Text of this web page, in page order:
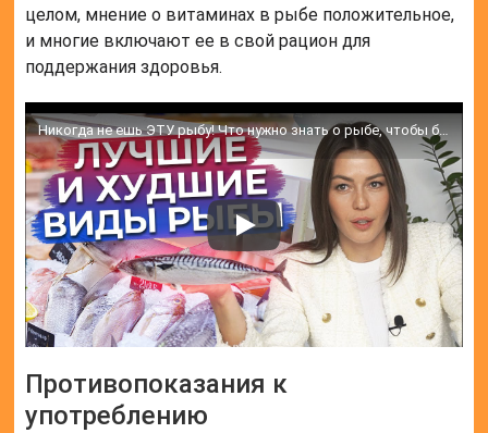
целом, мнение о витаминах в рыбе положительное,
и многие включают ее в свой рацион для
поддержания здоровья.
Противопоказания к
употреблению